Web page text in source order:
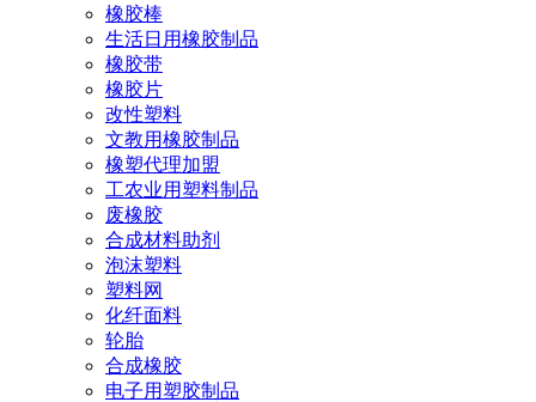
橡胶棒
生活日用橡胶制品
橡胶带
橡胶片
改性塑料
文教用橡胶制品
橡塑代理加盟
工农业用塑料制品
废橡胶
合成材料助剂
泡沫塑料
塑料网
化纤面料
轮胎
合成橡胶
电子用塑胶制品